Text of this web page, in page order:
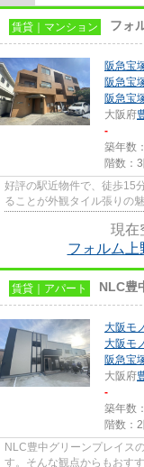
賃貸｜マンション フォ
阪急宝
阪急宝
阪急宝
大阪府
-
築年数
階数：
好評の駅近物件で、徒歩15
ることが外観タイル張りの
現在
フォルム上
賃貸｜アパート NLC豊
大阪モ
大阪モ
阪急宝
大阪府
-
築年数
階数：
NLC豊中グリーンプレイス
す。そんな観点からもおす